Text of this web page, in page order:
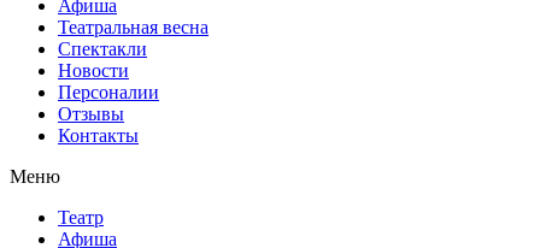
Афиша
Театральная весна
Спектакли
Новости
Персоналии
Отзывы
Контакты
Меню
Театр
Афиша